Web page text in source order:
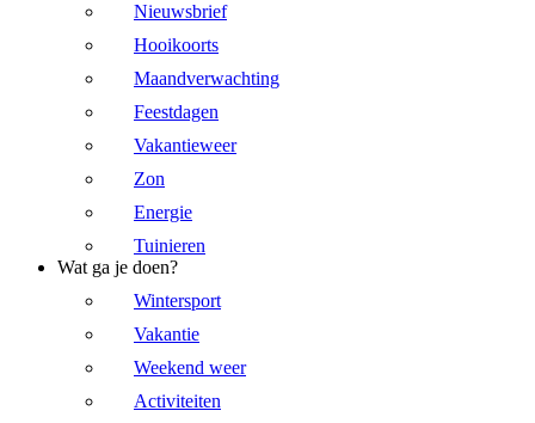
Nieuwsbrief
Hooikoorts
Maandverwachting
Feestdagen
Vakantieweer
Zon
Energie
Tuinieren
Wat ga je doen?
Wintersport
Vakantie
Weekend weer
Activiteiten